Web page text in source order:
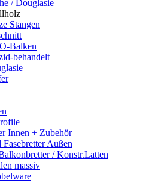
/ Douglasie
Stangen
Balken
behandelt
Innen + Zubehör
Außen
/ Konstr.Latten
massiv